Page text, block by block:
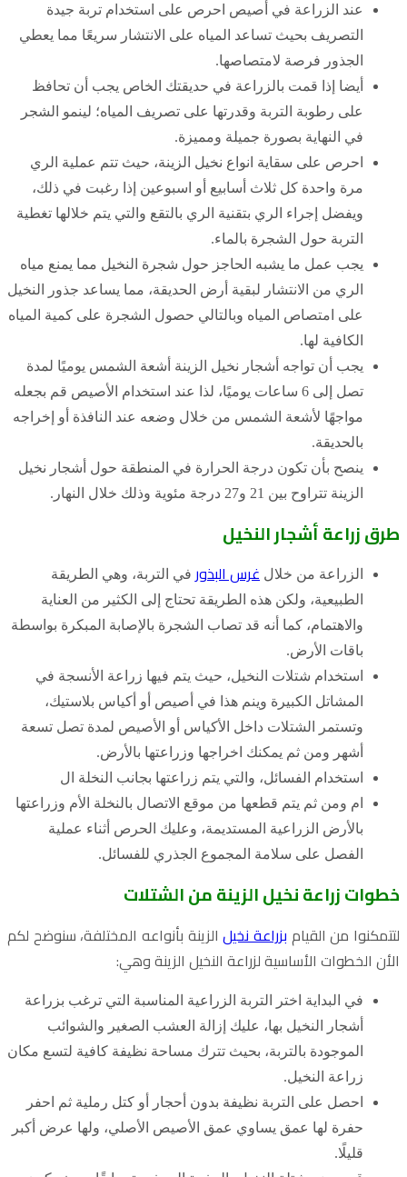
عند الزراعة في أصيص احرص على استخدام تربة جيدة
التصريف بحيث تساعد المياه على الانتشار سريعًا مما يعطي
الجذور فرصة لامتصاصها.
أيضا إذا قمت بالزراعة في حديقتك الخاص يجب أن تحافظ
على رطوبة التربة وقدرتها على تصريف المياه؛ لينمو الشجر
في النهاية بصورة جميلة ومميزة.
احرص على سقاية انواع نخيل الزينة، حيث تتم عملية الري
مرة واحدة كل ثلاث أسابيع أو اسبوعين إذا رغبت في ذلك،
ويفضل إجراء الري بتقنية الري بالتقع والتي يتم خلالها تغطية
التربة حول الشجرة بالماء.
يجب عمل ما يشبه الحاجز حول شجرة النخيل مما يمنع مياه
الري من الانتشار لبقية أرض الحديقة، مما يساعد جذور النخيل
على امتصاص المياه وبالتالي حصول الشجرة على كمية المياه
الكافية لها.
يجب أن تواجه أشجار نخيل الزينة أشعة الشمس يوميًا لمدة
تصل إلى 6 ساعات يوميًا، لذا عند استخدام الأصيص قم بجعله
مواجهًا لأشعة الشمس من خلال وضعه عند النافذة أو إخراجه
بالحديقة.
ينصح بأن تكون درجة الحرارة في المنطقة حول أشجار نخيل
الزينة تتراوح بين 21 و27 درجة مئوية وذلك خلال النهار.
طرق زراعة أشجار النخيل
الزراعة من خلال غرس البذور في التربة، وهي الطريقة
الطبيعية، ولكن هذه الطريقة تحتاج إلى الكثير من العناية
والاهتمام، كما أنه قد تصاب الشجرة بالإصابة المبكرة بواسطة
باقات الأرض.
استخدام شتلات النخيل، حيث يتم فيها زراعة الأنسجة في
المشاتل الكبيرة وينم هذا في أصيص أو أكياس بلاستيك،
وتستمر الشتلات داخل الأكياس أو الأصيص لمدة تصل تسعة
أشهر ومن ثم يمكنك اخراجها وزراعتها بالأرض.
استخدام الفسائل، والتي يتم زراعتها بجانب النخلة ال
ام ومن ثم يتم قطعها من موقع الاتصال بالنخلة الأم وزراعتها
بالأرض الزراعية المستديمة، وعليك الحرص أثناء عملية
الفصل على سلامة المجموع الجذري للفسائل.
خطوات زراعة نخيل الزينة من الشتلات
لتتمكنوا من القيام بزراعة نخيلالزينة بأنواعه المختلفة، سنوضح لكم
الأن الخطوات الأساسية لزراعة النخيل الزينة وهي:
في البداية اختر التربة الزراعية المناسبة التي ترغب بزراعة
أشجار النخيل بها، عليك إزالة العشب الصغير والشوائب
الموجودة بالتربة، بحيث تترك مساحة نظيفة كافية لتسع مكان
زراعة النخيل.
احصل على التربة نظيفة بدون أحجار أو كتل رملية ثم احفر
حفرة لها عمق يساوي عمق الأصيص الأصلي، ولها عرض أكبر
قليلًا.